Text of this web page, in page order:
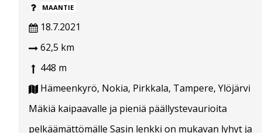
MAANTIE
18.7.2021
62,5 km
448 m
Hämeenkyrö, Nokia, Pirkkala, Tampere, Ylöjärvi
Mäkiä kaipaavalle ja pieniä päällystevaurioita
pelkäämättömälle Sasin lenkki on mukavan lyhyt ja